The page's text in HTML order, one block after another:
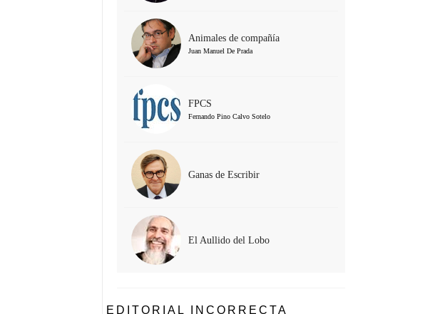
Animales de compañía
Juan Manuel De Prada
FPCS
Fernando Pino Calvo Sotelo
Ganas de Escribir
El Aullido del Lobo
EDITORIAL INCORRECTA